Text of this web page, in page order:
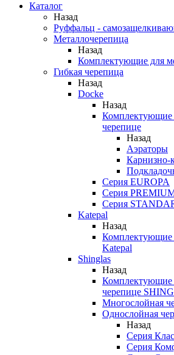
Каталог
Назад
Руффальц -
Металлочерепица
Назад
Комплектующие для
Гибкая черепица
Назад
Docke
Назад
Комплектующие
черепице
Назад
Аэраторы
Карнизно-
Серия EUROPA
Серия
Серия
Katepal
Назад
Комплектующие
Katepal
Shinglas
Назад
Комплектующие
черепице
Многослойная
Однослойная
Назад
Серия
Серия